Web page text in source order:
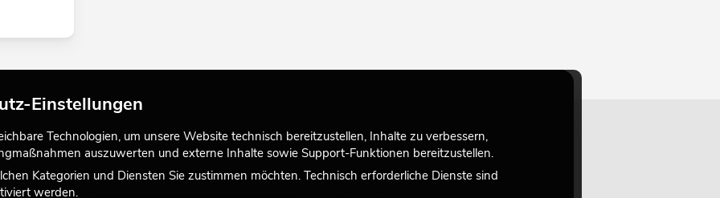
Einstellungen
Technologien, um unsere Website technisch bereitzustellen, Inhalte zu verbessern,
auszuwerten und externe Inhalte sowie Support-Funktionen bereitzustellen.
Kategorien und Diensten Sie zustimmen möchten. Technisch erforderliche Dienste sind
werden.